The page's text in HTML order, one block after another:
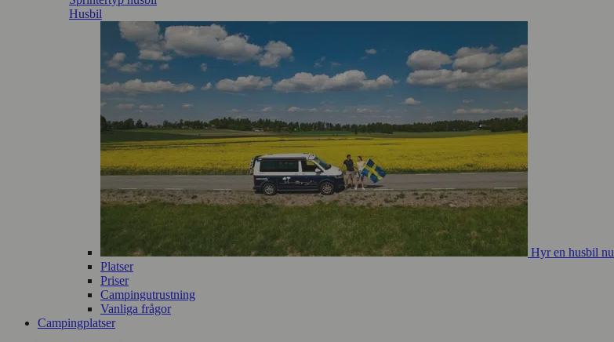
Husbil
Hyr en husbil nu
Platser
Priser
Campingutrustning
Vanliga frågor
Campingplatser